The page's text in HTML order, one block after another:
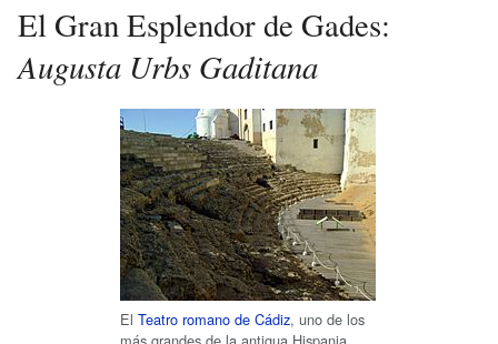
El Gran Esplendor de Gades:
Augusta Urbs Gaditana
El Teatro romano de Cádiz, uno de los
más grandes de la antigua Hispania.